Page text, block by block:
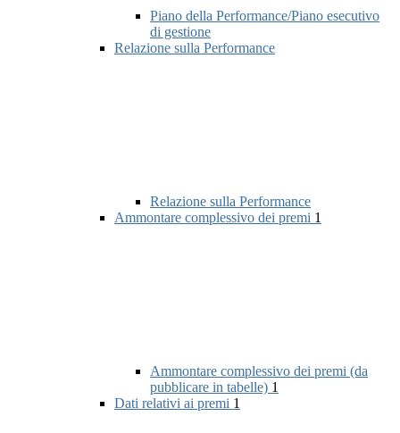
Piano della Performance/Piano esecutivo
di gestione
Relazione sulla Performance
Relazione sulla Performance
Ammontare complessivo dei premi 1
Ammontare complessivo dei premi (da
pubblicare in tabelle) 1
Dati relativi ai premi 1